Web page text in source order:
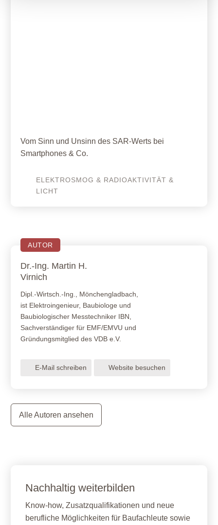
Vom Sinn und Unsinn des SAR-Werts bei
Smartphones & Co.
ELEKTROSMOG & RADIOAKTIVITÄT &
LICHT
AUTOR
Dr.-Ing. Martin H.
Virnich
Dipl.-Wirtsch.-Ing., Mönchengladbach,
ist Elektroingenieur, Baubiologe und
Baubiologischer Messtechniker IBN,
Sachverständiger für EMF/EMVU und
Gründungsmitglied des VDB e.V.
E-Mail schreiben Website besuchen
Alle Autoren ansehen
Nachhaltig weiterbilden
Know-how, Zusatzqualifikationen und neue
berufliche Möglichkeiten für Baufachleute sowie